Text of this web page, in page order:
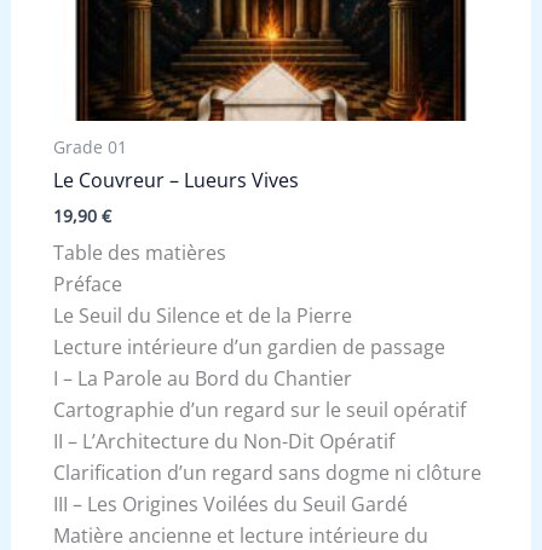
Grade 01
Le Couvreur – Lueurs Vives
19,90 €
Table des matières
Préface
Le Seuil du Silence et de la Pierre
Lecture intérieure d’un gardien de passage
I – La Parole au Bord du Chantier
Cartographie d’un regard sur le seuil opératif
II – L’Architecture du Non-Dit Opératif
Clarification d’un regard sans dogme ni clôture
III – Les Origines Voilées du Seuil Gardé
Matière ancienne et lecture intérieure du